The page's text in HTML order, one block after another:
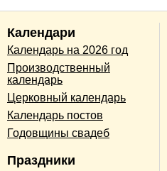
Календари
Календарь на 2026 год
Производственный
календарь
Церковный календарь
Календарь постов
Годовщины свадеб
Праздники